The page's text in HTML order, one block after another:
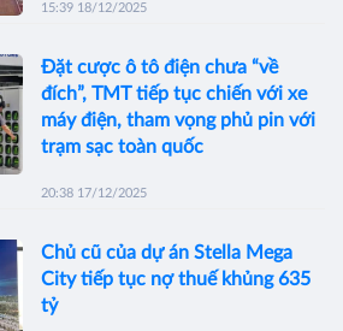
15:39 18/12/2025
Đặt cược ô tô điện chưa “về
đích”, TMT tiếp tục chiến với xe
máy điện, tham vọng phủ pin với
trạm sạc toàn quốc
20:38 17/12/2025
Chủ cũ của dự án Stella Mega
City tiếp tục nợ thuế khủng 635
tỷ